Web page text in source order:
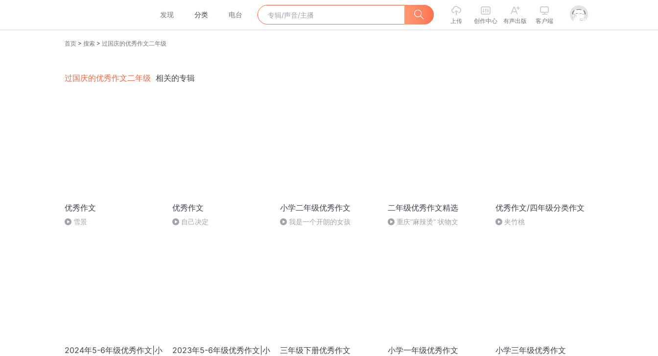
发现 分类 电台
上传 创作中心 有声出版 客户端
首页 > 搜索 > 过国庆的优秀作文二年级
过国庆的优秀作文二年级 相关的专辑
优秀作文
雪景
优秀作文
自己决定
小学二年级优秀作文
我是一个开朗的女孩
二年级优秀作文精选
重庆“麻辣烫” 状物文
优秀作文/四年级分类作文
夹竹桃
2024年5-6年级优秀作文|小
2023年5-6年级优秀作文|小
三年级下册优秀作文 小学一年级优秀作文 小学三年级优秀作文